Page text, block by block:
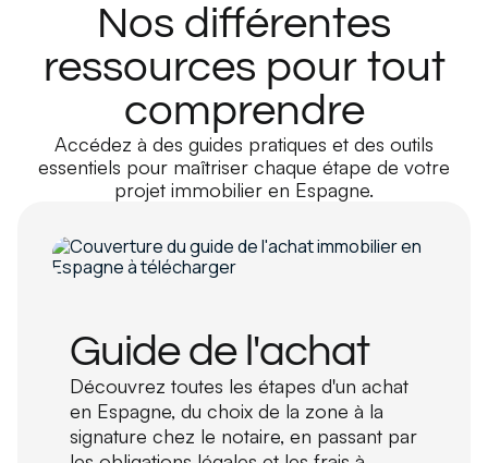
Nos différentes
ressources pour tout
comprendre
Accédez à des guides pratiques et des outils
essentiels pour maîtriser chaque étape de votre
projet immobilier en Espagne.
Guide de l'achat
Découvrez toutes les étapes d'un achat
en Espagne, du choix de la zone à la
signature chez le notaire, en passant par